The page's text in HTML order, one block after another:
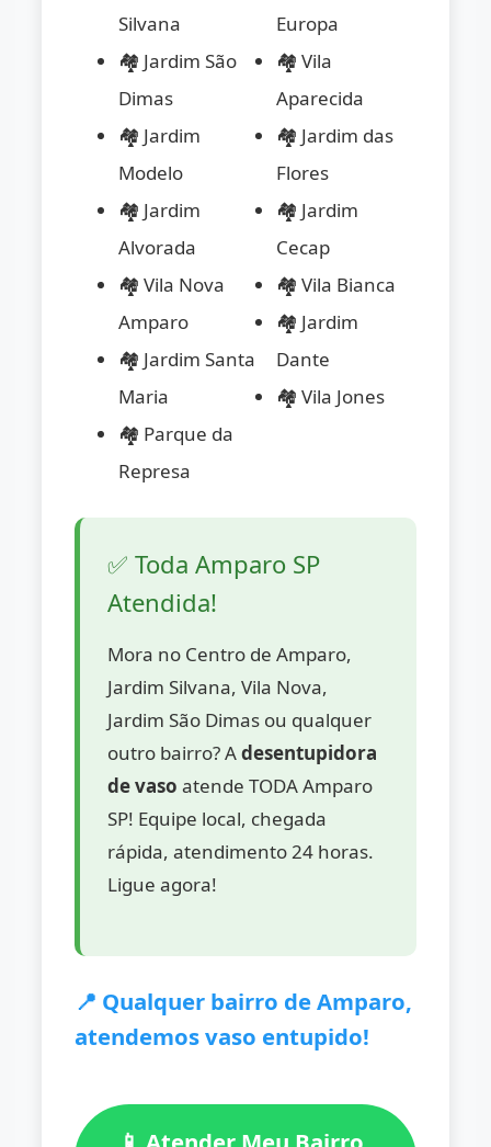
Silvana
🏘️ Jardim São
Dimas
🏘️ Jardim
Modelo
🏘️ Jardim
Alvorada
🏘️ Vila Nova
Amparo
🏘️ Jardim Santa
Maria
🏘️ Parque da
Represa
Europa
🏘️ Vila
Aparecida
🏘️ Jardim das
Flores
🏘️ Jardim
Cecap
🏘️ Vila Bianca
🏘️ Jardim
Dante
🏘️ Vila Jones
✅ Toda Amparo SP
Atendida!
Mora no Centro de Amparo,
Jardim Silvana, Vila Nova,
Jardim São Dimas ou qualquer
outro bairro? Adesentupidora
de vaso atende TODA Amparo
SP! Equipe local, chegada
rápida, atendimento 24 horas.
Ligue agora!
📍 Qualquer bairro de Amparo,
atendemos vaso entupido!